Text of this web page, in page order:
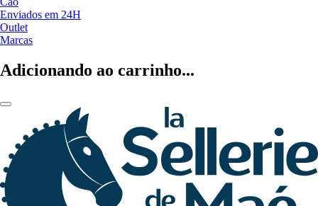
Enviados em 24H
Outlet
Marcas
Adicionando ao carrinho...